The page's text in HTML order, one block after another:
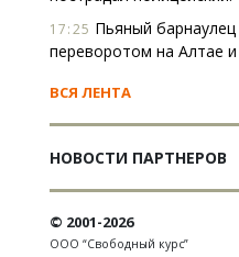
17:25 Пьяный
переворотом на Алтае и
ВСЯ ЛЕНТА
НОВОСТИ ПАРТНЕРОВ
© 2001-2026
ООО “Свободный курс”